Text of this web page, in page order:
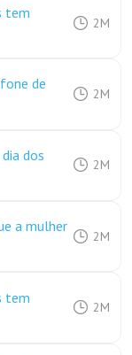
tem
2M
de
2M
dos
2M
a mulher
2M
tem
2M